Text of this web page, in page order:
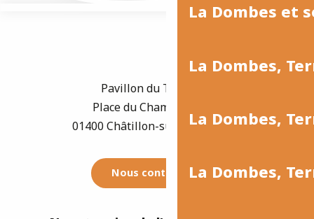
La Dombes et
La Dombes,
La Dombes,
La Dombes,
Pavillon du Tourisme
Place du Champ de Foire
01400 Châtillon-sur-Chalaronne
Nous contacter